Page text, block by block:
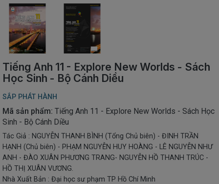
NGỮ
VPP
-
ĐỒ
DÙNG
HỌC
SINH
TẶNG
-
ĐỒ
CHƠI
THIẾT
BỊ
-
STEM
Tiếng Anh 11 - Explore New Worlds - Sách
Học Sinh - Bộ Cánh Diều
SẮP PHÁT HÀNH
Mã sản phẩm: Tiếng Anh 11 - Explore New Worlds - Sách Học
Sinh - Bộ Cánh Diều
Tác Giả : NGUYỄN THANH BÌNH (Tổng Chủ biên) - ĐINH TRẦN
HẠNH (Chủ biên) - PHẠM NGUYỄN HUY HOÀNG - LÊ NGUYỄN NHƯ
ANH - ĐÀO XUÂN PHƯƠNG TRANG- NGUYỄN HỒ THANH TRÚC -
HỒ THỊ XUÂN VƯƠNG.
Nhà Xuất Bản : Đại học sư phạm TP Hồ Chí Minh